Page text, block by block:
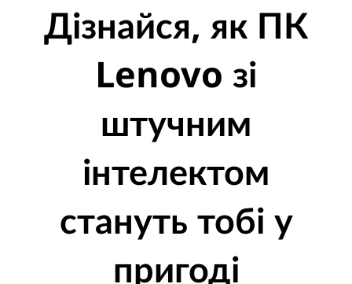
Дізнайся, як ПК
Lenovo зі
штучним
інтелектом
стануть тобі у
пригоді